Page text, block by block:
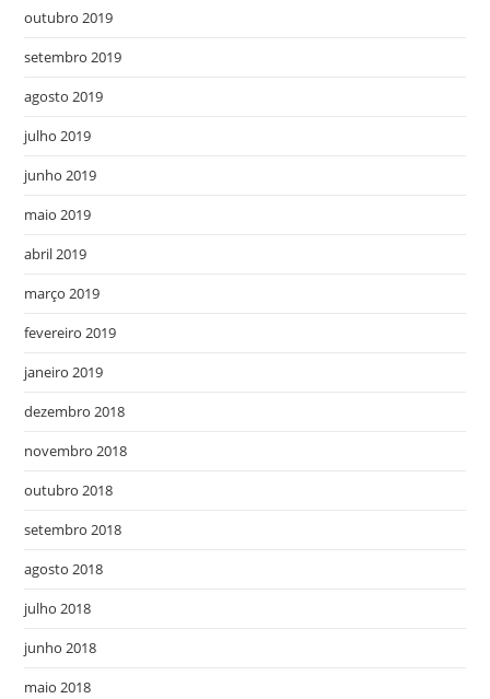
outubro 2019
setembro 2019
agosto 2019
julho 2019
junho 2019
maio 2019
abril 2019
março 2019
fevereiro 2019
janeiro 2019
dezembro 2018
novembro 2018
outubro 2018
setembro 2018
agosto 2018
julho 2018
junho 2018
maio 2018